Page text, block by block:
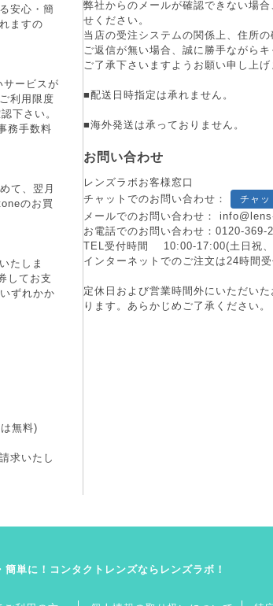
安心・簡
ますの
サービスが
利用限度
下さい。
務手数料
て、翌月
のお買
たしま
してお支
ずれかか
無料)
求いたし
弊社からのメールが確認できない場
せください。
当店の受注システムの関係上、住所
ご返信が無い場合、誠に勝手ながら
ご了承下さいますようお願い申し上げ
■配送日時指定は承れません。
■海外発送は承っておりません。
お問い合わせ
レンズラボお客様窓口
チャットでのお問い合わせ：
チャッ
メールでのお問い合わせ：
お電話でのお問い合わせ： 0120-369-
TEL受付時間 10:00-17:00(土日祝、
インターネットでのご注文は24時間
定休日および営業時間外にいただい
ります。あらかじめご了承ください。
簡単に！コンタクトレンズならレンズラボ！